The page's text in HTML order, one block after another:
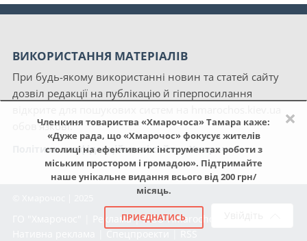
×
Членкиня товариства «Хмарочоса» Тамара каже:
«Дуже рада, що «Хмарочос» фокусує жителів
столиці на ефективних інструментах роботи з
міським простором і громадою». Підтримайте
наше унікальне видання всього від 200 грн/
місяць.
ПРИЄДНАТИСЬ
ВИКОРИСТАННЯ МАТЕРІАЛІВ
При будь-якому використанні новин та статей сайту
дозвіл редакції на публікацію й гіперпосилання
обов'язкові.
Політика конфіденційності сайту «Хмарочос»
Реклама|NGO Hmarochos